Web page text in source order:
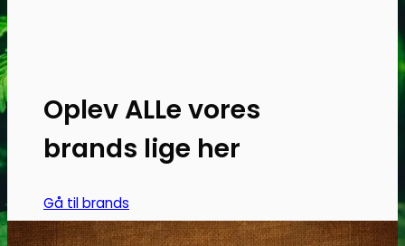
Oplev ALLe vores
brands lige her
Gå til brands
Narkotests